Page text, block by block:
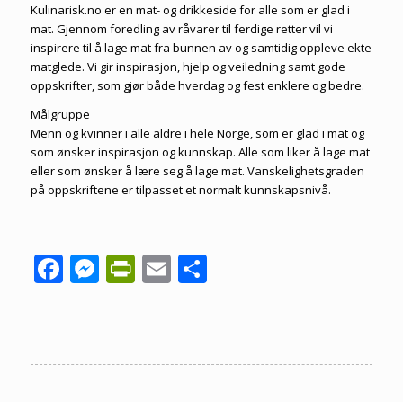
Kulinarisk.no er en mat- og drikkeside for alle som er glad i
mat. Gjennom foredling av råvarer til ferdige retter vil vi
inspirere til å lage mat fra bunnen av og samtidig oppleve ekte
matglede. Vi gir inspirasjon, hjelp og veiledning samt gode
oppskrifter, som gjør både hverdag og fest enklere og bedre.
Målgruppe
Menn og kvinner i alle aldre i hele Norge, som er glad i mat og
som ønsker inspirasjon og kunnskap. Alle som liker å lage mat
eller som ønsker å lære seg å lage mat. Vanskelighetsgraden
på oppskriftene er tilpasset et normalt kunnskapsnivå.
Facebook
Messenger
PrintFriendly
EmailShare